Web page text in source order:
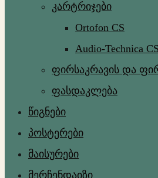
კარტრიჯები
Ortofon CS
Audio-Technica CS
ფირსაკრავის და
ფასდაკლება
წიგნები
პოსტერები
მაისურები
მერჩენდაიზი